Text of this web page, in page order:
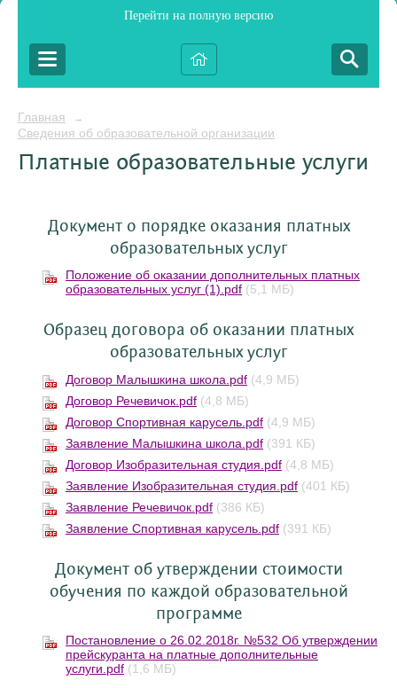
Перейти на полную версию
Главная →
Сведения об образовательной организации
Платные образовательные услуги
Документ о порядке оказания платных
образовательных услуг
Положение об оказании дополнительных платных
образовательных услуг (1).pdf (5,1 МБ)
Образец договора об оказании платных
образовательных услуг
Договор Малышкина школа.pdf (4,9 МБ)
Договор Речевичок.pdf (4,8 МБ)
Договор Спортивная карусель.pdf (4,9 МБ)
Заявление Малышкина школа.pdf (391 КБ)
Договор Изобразительная студия.pdf (4,8 МБ)
Заявление Изобразительная студия.pdf (401 КБ)
Заявление Речевичок.pdf (386 КБ)
Заявление Спортивная карусель.pdf (391 КБ)
Документ об утверждении стоимости
обучения по каждой образовательной
программе
Постановление о 26.02.2018г. №532 Об утверждении
прейскуранта на платные дополнительные
услуги.pdf (1,6 МБ)